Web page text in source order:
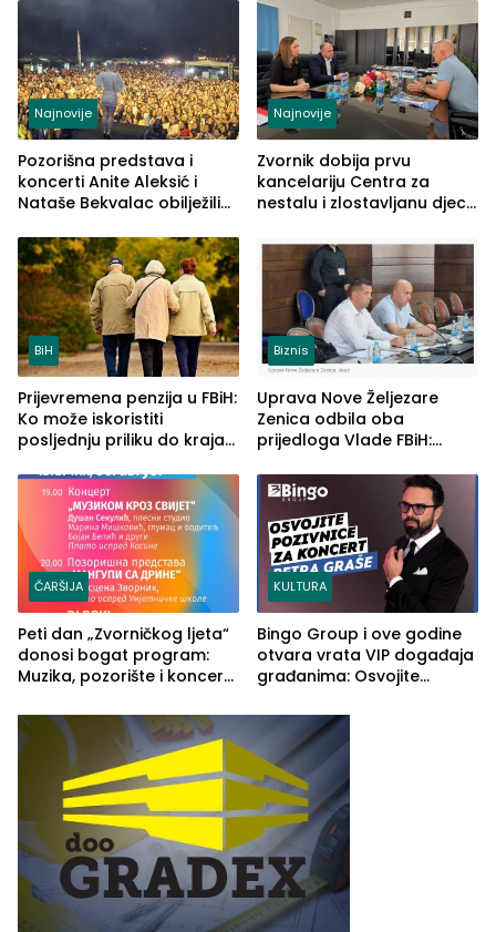
vidljive na njima
Najnovije
Pozorišna predstava i
koncerti Anite Aleksić i
Nataše Bekvalac obilježili
ljeta (FOTO)
Najnovije
Zvornik dobija prvu
kancelariju Centra za
nestalu i zlostavljanu djecu
BiH
Prijevremena penzija u FBiH:
Ko može iskoristiti
posljednju priliku do kraja
Biznis
Uprava Nove Željezare
Zenica odbila oba
prijedloga Vlade FBiH:
rješenje
ČARŠIJA
Peti dan „Zvorničkog ljeta“
donosi bogat program:
Muzika, pozorište i koncert
KULTURA
Bingo Group i ove godine
otvara vrata VIP događaja
građanima: Osvojite
Graše